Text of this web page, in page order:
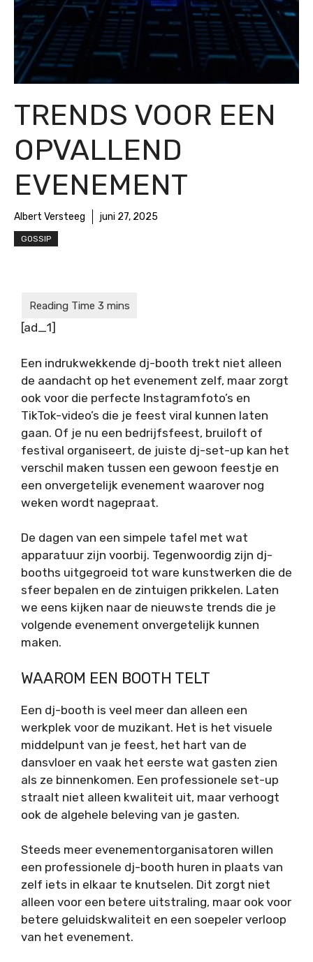
TRENDS VOOR EEN
OPVALLEND
EVENEMENT
Albert Versteeg juni 27, 2025
GOSSIP
[ad_1]
Een indrukwekkende dj-booth trekt niet alleen
de aandacht op het evenement zelf, maar zorgt
ook voor die perfecte Instagramfoto’s en
TikTok-video’s die je feest viral kunnen laten
gaan. Of je nu een bedrijfsfeest, bruiloft of
festival organiseert, de juiste dj-set-up kan het
verschil maken tussen een gewoon feestje en
een onvergetelijk evenement waarover nog
weken wordt nagepraat.
De dagen van een simpele tafel met wat
apparatuur zijn voorbij. Tegenwoordig zijn dj-
booths uitgegroeid tot ware kunstwerken die de
sfeer bepalen en de zintuigen prikkelen. Laten
we eens kijken naar de nieuwste trends die je
volgende evenement onvergetelijk kunnen
maken.
WAAROM EEN BOOTH TELT
Een dj-booth is veel meer dan alleen een
werkplek voor de muzikant. Het is het visuele
middelpunt van je feest, het hart van de
dansvloer en vaak het eerste wat gasten zien
als ze binnenkomen. Een professionele set-up
straalt niet alleen kwaliteit uit, maar verhoogt
ook de algehele beleving van je gasten.
Steeds meer evenementorganisatoren willen
een professionele dj-booth huren in plaats van
zelf iets in elkaar te knutselen. Dit zorgt niet
alleen voor een betere uitstraling, maar ook voor
betere geluidskwaliteit en een soepeler verloop
van het evenement.